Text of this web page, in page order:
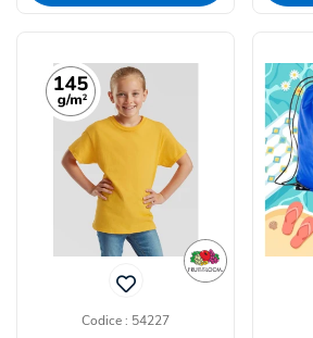
Codice : 54227